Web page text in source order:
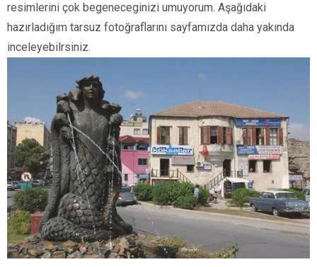
resimlerini çok begeneceginizi umuyorum. Aşağıdaki
hazırladığım tarsuz fotoğraflarını sayfamızda daha yakında
inceleyebilrsiniz.